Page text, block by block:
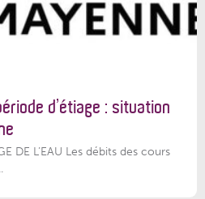
d’étiage : situation
DE L’EAU Les débits des cours